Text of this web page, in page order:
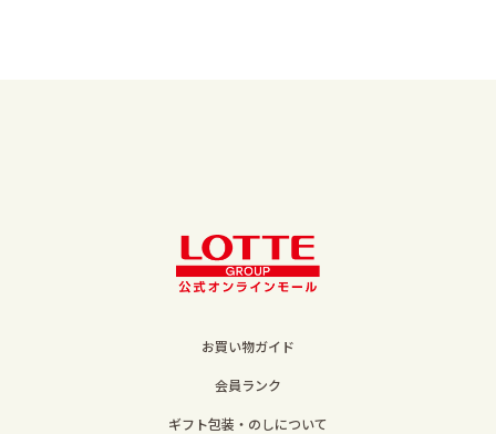
お買い物ガイド
会員ランク
ギフト包装・のしについて